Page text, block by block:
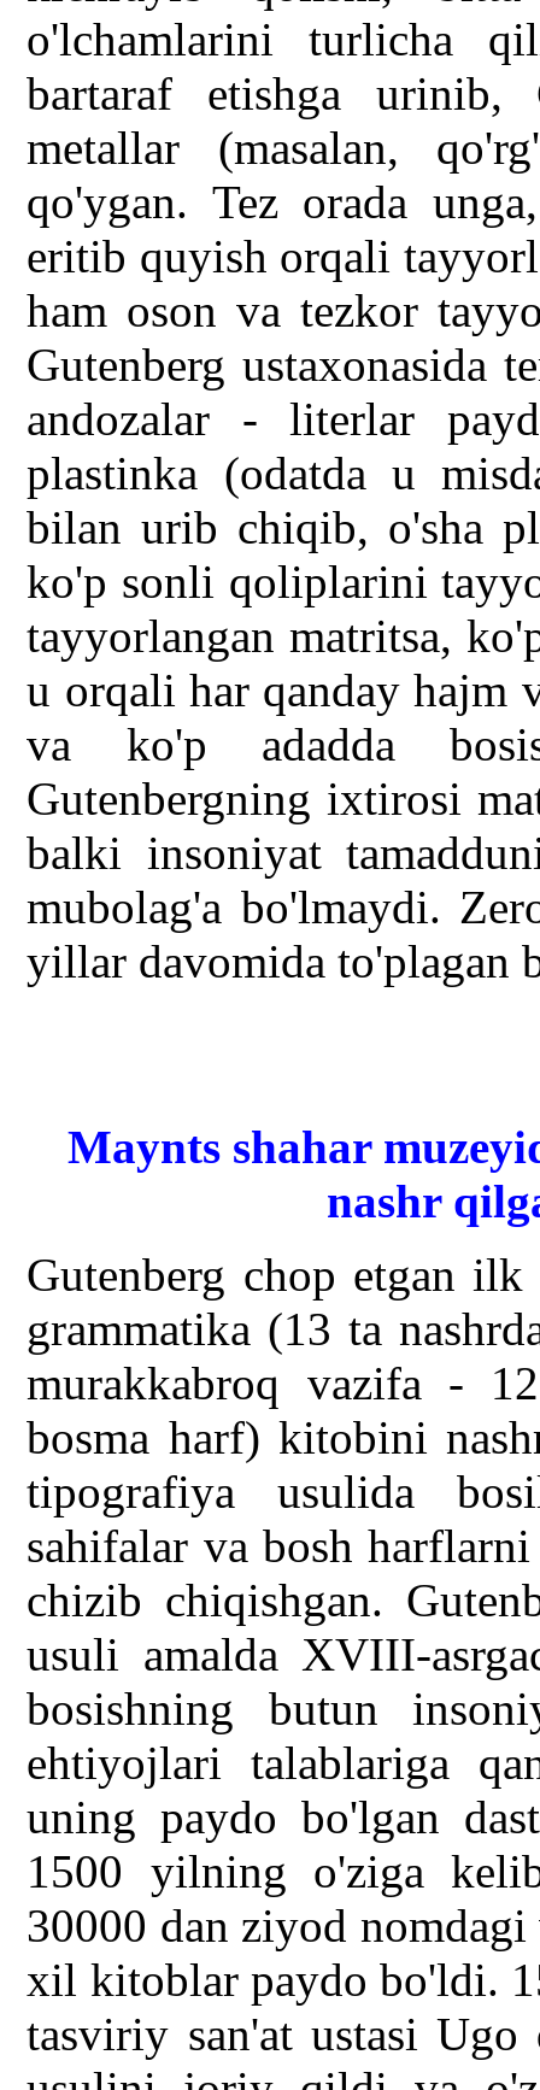
o'lchamlarini turlicha
bartaraf etishga urinib,
metallar (masalan,
qo'ygan. Tez orada
eritib quyish orqali
ham oson va tezkor
Gutenberg ustaxonasida
andozalar - literlar
plastinka (odatda u
bilan urib chiqib, o'sha
ko'p sonli qoliplarini
tayyorlangan matritsa,
u orqali har qanday hajm
va ko'p adadda
Gutenbergning ixtirosi
balki insoniyat
mubolag'a bo'lmaydi.
yillar davomida to'plagan
Maynts shahar
nashr
Gutenberg chop etgan
grammatika (13 ta
murakkabroq vazifa -
bosma harf) kitobini
tipografiya usulida
sahifalar va bosh
chizib chiqishgan.
usuli amalda XVIII-
bosishning butun
ehtiyojlari talablariga
uning paydo bo'lgan
1500 yilning o'ziga
30000 dan ziyod
xil kitoblar paydo bo'ldi.
tasviriy san'at ustasi